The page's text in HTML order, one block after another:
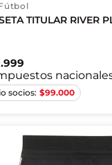
TITULAR RIVER
.999
$99.000
7/8A 9/10A 11/